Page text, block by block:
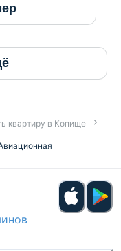
квартиру в Копище